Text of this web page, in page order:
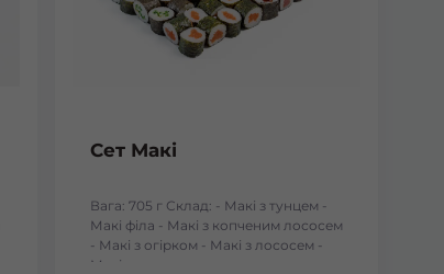
Сет Макі
Вага: 705 г Склад: - Макі з тунцем -
Макі філа - Макі з копченим лососем
- Макі з огірком - Макі з лососем -
Макі з манго